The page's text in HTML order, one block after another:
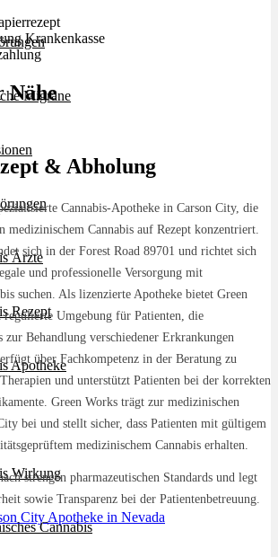
Migräne
Ärzte
Rezept
Apotheke
Wirkung
Cannabis
Krankenkasse
Nähe
& Abholung
Cannabis-Apotheke in Carson City, die
medizinischem Cannabis auf Rezept konzentriert.
sich in der Forest Road 89701 und richtet sich
und professionelle Versorgung mit
suchen. Als lizenzierte Apotheke bietet Green
regulierte Umgebung für Patienten, die
zur Behandlung verschiedener Erkrankungen
über Fachkompetenz in der Beratung zu
und unterstützt Patienten bei der korrekten
Green Works trägt zur medizinischen
bei und stellt sicher, dass Patienten mit gültigem
medizinischem Cannabis erhalten.
strengen pharmazeutischen Standards und legt
sowie Transparenz bei der Patientenbetreuung.
City Apotheke in Nevada